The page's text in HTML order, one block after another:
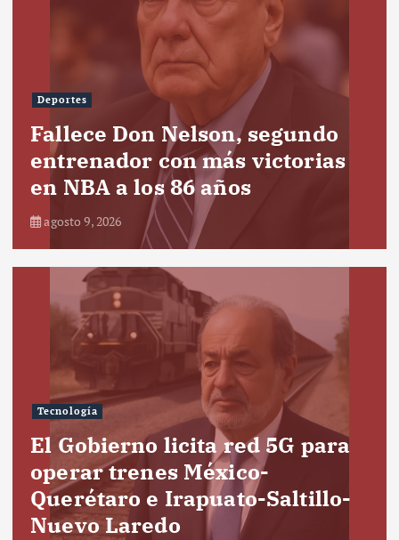
Deportes
Fallece Don Nelson, segundo
entrenador con más victorias
en NBA a los 86 años
agosto 9, 2026
Tecnología
El Gobierno licita red 5G para
operar trenes México-
Querétaro e Irapuato-Saltillo-
Nuevo Laredo